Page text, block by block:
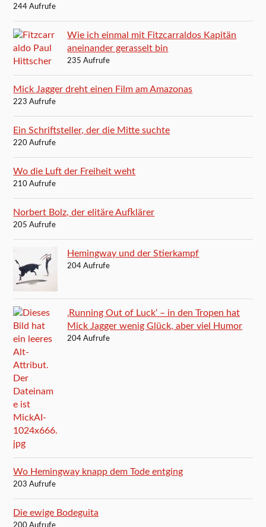
244 Aufrufe
Wie ich einmal mit Fitzcarraldos Kapitän
aneinander gerasselt bin
235 Aufrufe
Mick Jagger dreht einen Film am Amazonas
223 Aufrufe
Ein Schriftsteller, der die Mitte suchte
220 Aufrufe
Wo die Luft der Freiheit weht
210 Aufrufe
Norbert Bolz, der elitäre Aufklärer
205 Aufrufe
Hemingway und der Stierkampf
204 Aufrufe
‚Running Out of Luck‘ – in den Tropen hat
Mick Jagger wenig Glück, aber viel Humor
204 Aufrufe
Wo Hemingway knapp dem Tode entging
203 Aufrufe
Die ewige Bodeguita
200 Aufrufe